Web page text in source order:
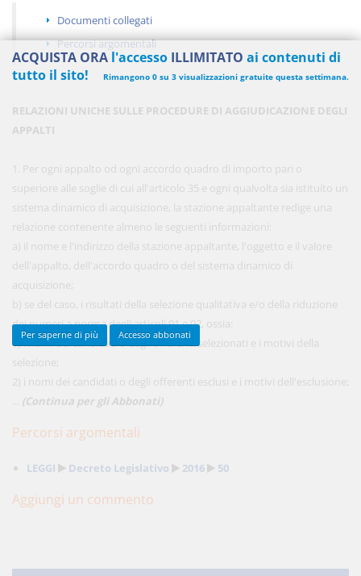
Documenti collegati
Percorsi argomentali
RELAZIONI UNICHE SULLE PROCEDURE DI AGGIUDICAZIONE DEGLI
APPALTI
1. Per ogni appalto od ogni accordo quadro di importo pari o
superiore alle soglie di cui all'articolo 35 e ogni qualvolta sia istituito un
sistema dinamico di acquisizione, la stazione appaltante redige una
relazione contenente almeno le seguenti informazioni:
a) il nome e l'indirizzo della stazione appaltante, l'oggetto e il valore
dell'appalto, dell'accordo quadro o del sistema dinamico di
acquisizione;
b) se del caso, i risultati della selezione qualitativa e/o della riduzione
dei numeri a norma degli articoli 91 e 92, ossia:
1) i nomi dei candidati o degli offerenti selezionati e i motivi della
selezione;
2) i nomi dei candidati o degli offerenti esclusi e i motivi dell'esclusione;
(Continua per gli Abbonati)
Percorsi argomentali
LEGGI Decreto Legislativo 2016 50
Aggiungi un commento
ACQUISTA ORA l'accesso ILLIMITATO ai contenuti di
tutto il sito!
Rimangono 0 su 3 visualizzazioni gratuite questa settimana.
Acquista ora
Acquista ora
Per saperne di più Accesso abbonati